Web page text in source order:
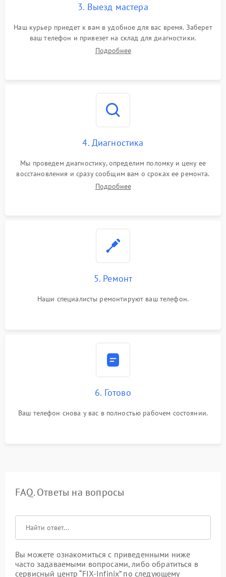
3. Выезд мастера
Наш курьер приедет к вам в удобное для вас время. Заберет
ваш телефон и привезет на склад для диагностики.
Подробнее
4. Диагностика
Мы проведем диагностику, определим поломку и цену ее
восстановления и сразу сообщим вам о сроках ее ремонта.
Подробнее
5. Ремонт
Наши специалисты ремонтируют ваш телефон.
6. Готово
Ваш телефон снова у вас в полностью рабочем состоянии.
FAQ. Ответы на вопросы
Вы можете ознакомиться с приведенными ниже
часто задаваемыми вопросами, либо обратиться в
сервисный центр “FIX-Infinix” по следующему